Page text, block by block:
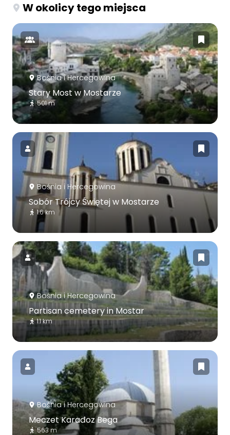
W okolicy tego miejsca
Bośnia i Hercegowina
Stary Most w Mostarze
501 m
Bośnia i Hercegowina
Sobór Trójcy Świętej w Mostarze
1.6 km
Bośnia i Hercegowina
Partisan cemetery in Mostar
1.1 km
Bośnia i Hercegowina
Meczet Karađoz Bega
563 m